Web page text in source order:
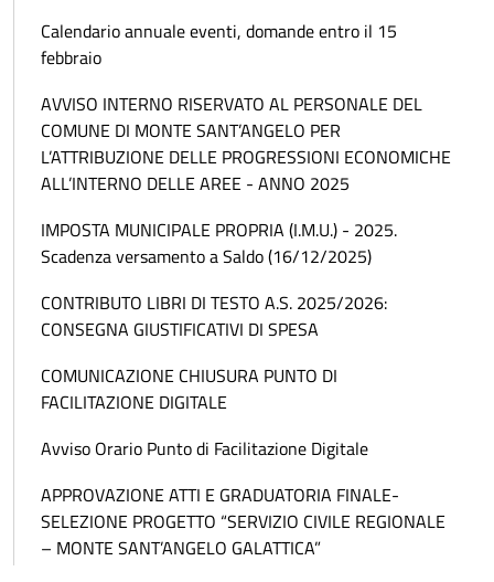
Calendario annuale eventi, domande entro il 15
febbraio
AVVISO INTERNO RISERVATO AL PERSONALE DEL
COMUNE DI MONTE SANT’ANGELO PER
L’ATTRIBUZIONE DELLE PROGRESSIONI ECONOMICHE
ALL’INTERNO DELLE AREE - ANNO 2025
IMPOSTA MUNICIPALE PROPRIA (I.M.U.) - 2025.
Scadenza versamento a Saldo (16/12/2025)
CONTRIBUTO LIBRI DI TESTO A.S. 2025/2026:
CONSEGNA GIUSTIFICATIVI DI SPESA
COMUNICAZIONE CHIUSURA PUNTO DI
FACILITAZIONE DIGITALE
Avviso Orario Punto di Facilitazione Digitale
APPROVAZIONE ATTI E GRADUATORIA FINALE-
SELEZIONE PROGETTO “SERVIZIO CIVILE REGIONALE
– MONTE SANT’ANGELO GALATTICA”